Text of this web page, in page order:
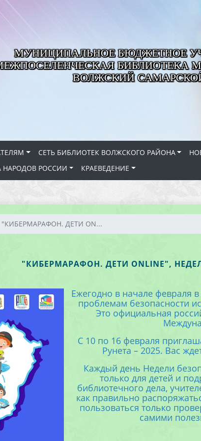
МУНИЦИПАЛЬНОЕ БЮДЖЕТНОЕ
БИБЛИОТЕКА
ВОЛЖСКИЙ
СЕТЬ БИБЛИОТЕК ВОЛЖСКОГО РАЙОНА
НАРОДОВ РОССИИ КРАЕВЕДЕНИЕ
"КИБЕРМАРАФОН. ДЕТИ ON...
"КИБЕРМАРАФОН. ДЕТИ ONLINE",
Ежегодно в начале февраля
проблемам безопасности
Это официальная
С 10 по 16 февраля
Рунета – 2025. Вас
Каждый день Недели
только для детей и
библиотечного дела,
как правильно
пользоваться только
самими